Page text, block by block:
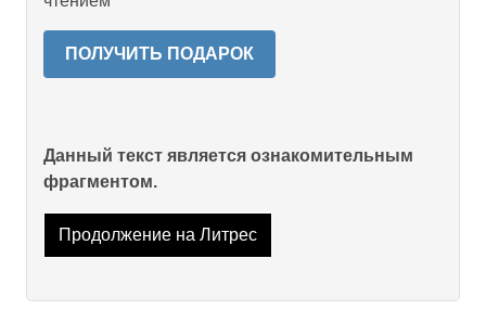
ПОЛУЧИТЬ ПОДАРОК
Данный текст является ознакомительным
фрагментом.
Продолжение на Литрес